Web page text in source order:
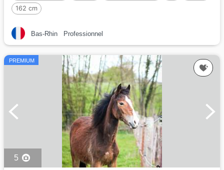
162 cm
Bas-Rhin Professionnel
PREMIUM
5